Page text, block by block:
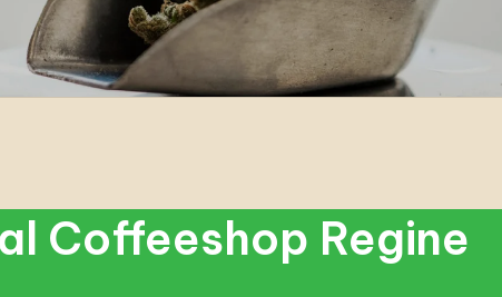
Coffeeshop Regine